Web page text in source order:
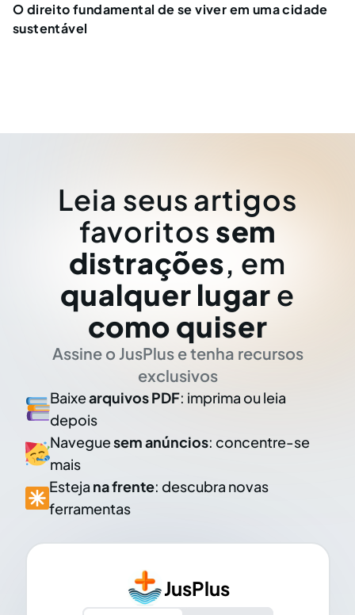
O direito fundamental de se viver em uma cidade
sustentável
Leia seus artigos
favoritos sem
distrações, em
qualquer lugar e
como quiser
Assine o JusPlus e tenha recursos
exclusivos
Baixearquivos PDF: imprima ou leia
depois
Naveguesem anúncios: concentre-se
mais
Esteja na frente: descubra novas
ferramentas
JusPlus